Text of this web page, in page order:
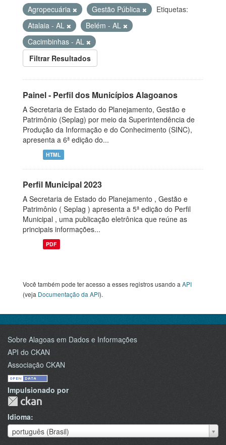
Agropecuária
Gestão Pública
Etiquetas:
Atalaia - AL
Belém - AL
Cacimbinhas - AL
Filtrar Resultados
Painel - Perfil dos Municípios Alagoanos
A Secretaria de Estado do Planejamento, Gestão e
Patrimônio (Seplag) por meio da Superintendência de
Produção da Informação e do Conhecimento (SINC),
apresenta a 6ª edição do...
HTML
Perfil Municipal 2023
A Secretaria de Estado do Planejamento , Gestão e
Patrimônio ( Seplag ) apresenta a 5ª edição do Perfil
Municipal , uma publicação eletrônica que reúne as
principais informações...
PDF
Você também pode ter acesso a esses registros usando a API
(veja Documentação da API).
Sobre Alagoas em Dados e Informações
API do CKAN
Associação CKAN
Impulsionado por
Idioma
português (Brasil)
Idioma